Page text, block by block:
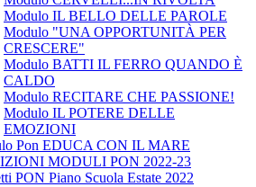
Modulo IL BELLO DELLE PAROLE
Modulo "UNA OPPORTUNITÀ PER
CRESCERE"
Modulo BATTI IL FERRO QUANDO È
CALDO
Modulo RECITARE CHE PASSIONE!
Modulo IL POTERE DELLE
EMOZIONI
Pon EDUCA CON IL MARE
MODULI PON 2022-23
PON Piano Scuola Estate 2022